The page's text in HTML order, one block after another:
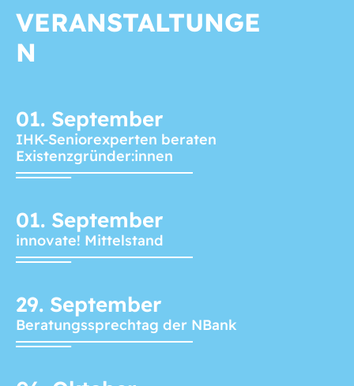
VERANSTALTUNGE
N
01. September
IHK-Seniorexperten beraten
Existenzgründer:innen
01. September
innovate! Mittelstand
29. September
Beratungssprechtag der NBank